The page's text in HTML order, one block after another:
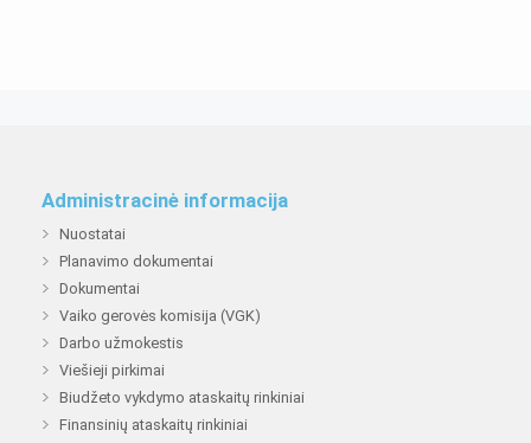
Administracinė informacija
Nuostatai
Planavimo dokumentai
Dokumentai
Vaiko gerovės komisija (VGK)
Darbo užmokestis
Viešieji pirkimai
Biudžeto vykdymo ataskaitų rinkiniai
Finansinių ataskaitų rinkiniai